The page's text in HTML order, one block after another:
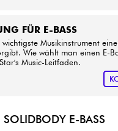
FÜR E-BASS
wichtigste Musikinstrument
Wie wählt man einen E-
Music-Leitfaden.
SOLIDBODY E-BASS